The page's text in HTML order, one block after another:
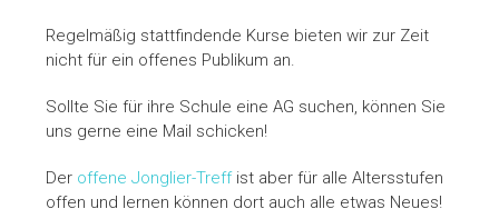
Regelmäßig stattfindende Kurse bieten wir zur Zeit
nicht für ein offenes Publikum an.
Sollte Sie für ihre Schule eine AG suchen, können Sie
uns gerne eine Mail schicken!
Der offene Jonglier-Treffist aber für alle Altersstufen
offen und lernen können dort auch alle etwas Neues!